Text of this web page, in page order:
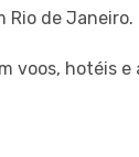
Rio de Janeiro.
voos, hotéis e